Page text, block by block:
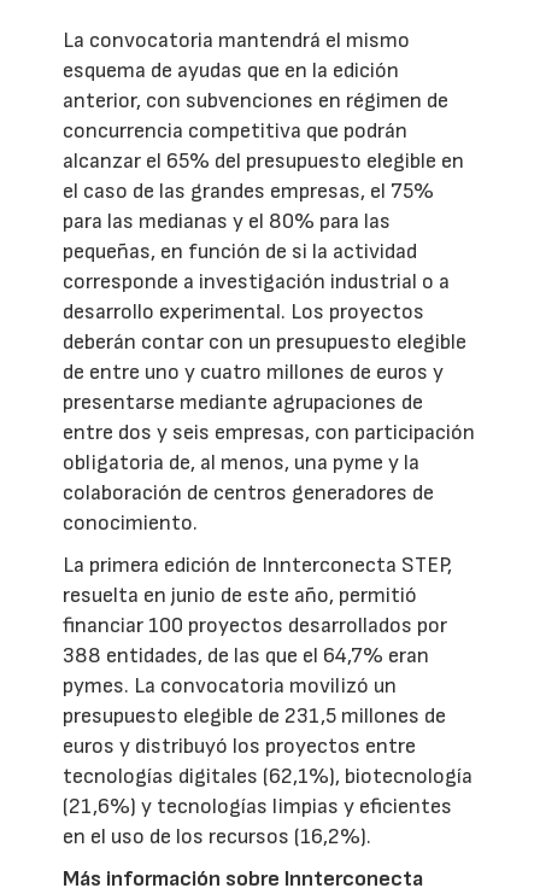
La convocatoria mantendrá el mismo
esquema de ayudas que en la edición
anterior, con subvenciones en régimen de
concurrencia competitiva que podrán
alcanzar el 65% del presupuesto elegible en
el caso de las grandes empresas, el 75%
para las medianas y el 80% para las
pequeñas, en función de si la actividad
corresponde a investigación industrial o a
desarrollo experimental. Los proyectos
deberán contar con un presupuesto elegible
de entre uno y cuatro millones de euros y
presentarse mediante agrupaciones de
entre dos y seis empresas, con participación
obligatoria de, al menos, una pyme y la
colaboración de centros generadores de
conocimiento.
La primera edición de Innterconecta STEP,
resuelta en junio de este año, permitió
financiar 100 proyectos desarrollados por
388 entidades, de las que el 64,7% eran
pymes. La convocatoria movilizó un
presupuesto elegible de 231,5 millones de
euros y distribuyó los proyectos entre
tecnologías digitales (62,1%), biotecnología
(21,6%) y tecnologías limpias y eficientes
en el uso de los recursos (16,2%).
Más información sobre Innterconecta